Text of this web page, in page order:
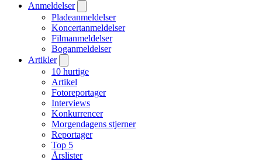
Anmeldelser
Pladeanmeldelser
Koncertanmeldelser
Filmanmeldelser
Boganmeldelser
Artikler
10 hurtige
Artikel
Fotoreportager
Interviews
Konkurrencer
Morgendagens stjerner
Reportager
Top 5
Årslister